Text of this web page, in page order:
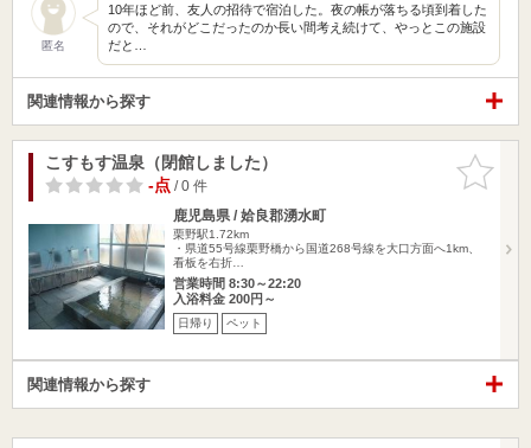
匿名
10年ほど前、友人の招待で宿泊した。夜の帳が落ちる頃到着した
ので、それがどこだったのか長い間考え続けて、やっとこの施設
だと…
関連情報から探す
お気に入
りに追加
こすもす温泉（閉館しました）
-点/ 0 件
鹿児島県 / 姶良郡湧水町
栗野駅1.72km
・県道55号線栗野橋から国道268号線を大口方面へ1km、
看板を右折…
営業時間 8:30～22:20
入浴料金 200円～
日帰り ペット
関連情報から探す